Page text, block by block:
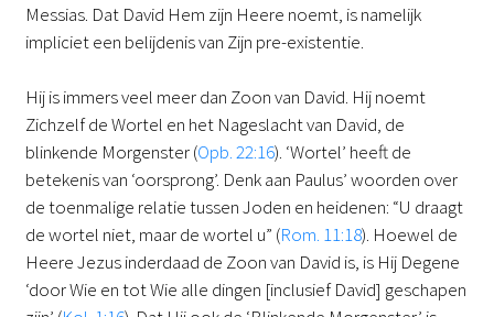
Messias. Dat David Hem zijn Heere noemt, is namelijk
impliciet een belijdenis van Zijn pre-existentie.
Hij is immers veel meer dan Zoon van David. Hij noemt
Zichzelf de Wortel en het Nageslacht van David, de
blinkende Morgenster (Opb. 22:16). ‘Wortel’ heeft de
betekenis van ‘oorsprong’. Denk aan Paulus’ woorden over
de toenmalige relatie tussen Joden en heidenen: “U draagt
de wortel niet, maar de wortel u” (Rom. 11:18). Hoewel de
Heere Jezus inderdaad de Zoon van David is, is Hij Degene
‘door Wie en tot Wie alle dingen [inclusief David] geschapen